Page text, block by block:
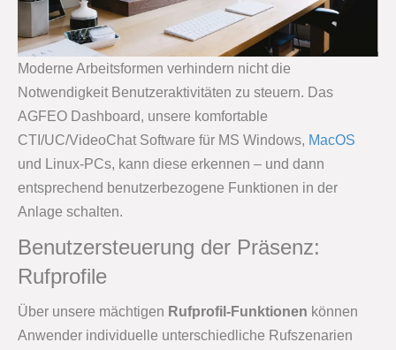
Moderne Arbeitsformen verhindern nicht die
Notwendigkeit Benutzeraktivitäten zu steuern. Das
AGFEO Dashboard, unsere komfortable
CTI/UC/VideoChat Software für MS Windows, MacOS
und Linux-PCs, kann diese erkennen – und dann
entsprechend benutzerbezogene Funktionen in der
Anlage schalten.
Benutzersteuerung der Präsenz:
Rufprofile
Über unsere mächtigen Rufprofil-Funktionen können
Anwender individuelle unterschiedliche Rufszenarien